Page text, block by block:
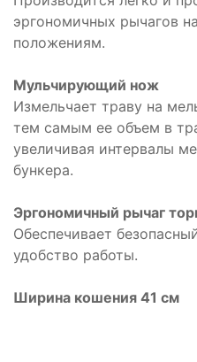
эргономичных рычагов
положениям.
Мульчирующий нож
Измельчает траву на
тем самым ее объем в
увеличивая интервалы
бункера.
Эргономичный рычаг
Обеспечивает
удобство работы.
Ширина кошения 41 см